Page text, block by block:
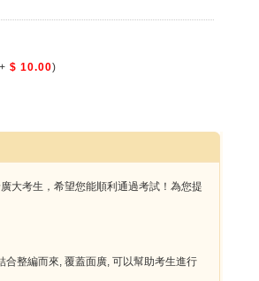
$ 10.00)
大考生，希望您能順利通過考試！為您提
整編而來, 覆蓋面廣, 可以幫助考生進行